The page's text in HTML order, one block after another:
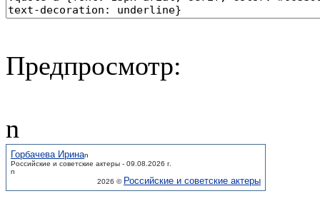
Предпросмотр:
n
Горбачева Иринаn
Российские и советские актеры - 09.08.2026 г.
n
2026 © Российские и советские актеры